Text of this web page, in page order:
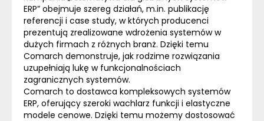
ERP” obejmuje szereg działań, m.in. publikację
referencji i case study, w których producenci
prezentują zrealizowane wdrożenia systemów w
dużych firmach z różnych branż. Dzięki temu
Comarch demonstruje, jak rodzime rozwiązania
uzupełniają lukę w funkcjonalnościach
zagranicznych systemów.
Comarch to dostawca kompleksowych systemów
ERP, oferujący szeroki wachlarz funkcji i elastyczne
modele cenowe. Dzięki temu możemy dostosować